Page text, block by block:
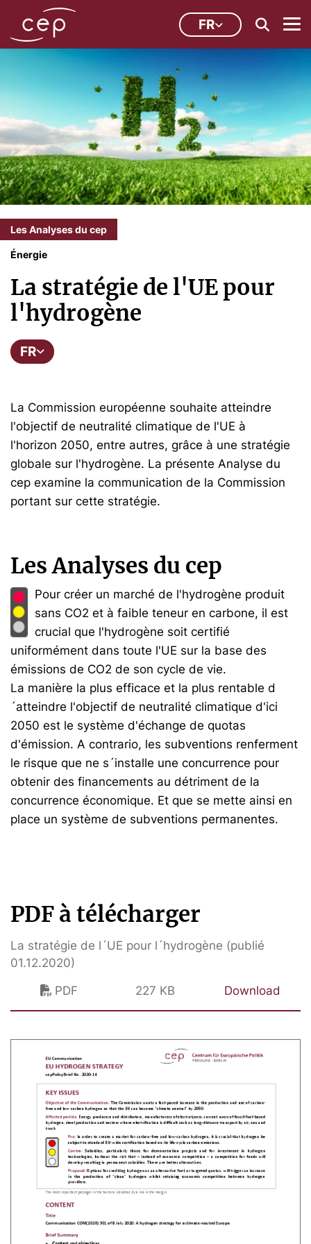
FR
Les Analyses du cep
Énergie
La stratégie de l'UE pour
l'hydrogène
FR
La Commission européenne souhaite atteindre
l'objectif de neutralité climatique de l'UE à
l'horizon 2050, entre autres, grâce à une stratégie
globale sur l'hydrogène. La présente Analyse du
cep examine la communication de la Commission
portant sur cette stratégie.
Les Analyses du cep
Pour créer un marché de l'hydrogène produit
sans CO2 et à faible teneur en carbone, il est
crucial que l'hydrogène soit certifié
uniformément dans toute l'UE sur la base des
émissions de CO2 de son cycle de vie.
La manière la plus efficace et la plus rentable d
´atteindre l'objectif de neutralité climatique d'ici
2050 est le système d'échange de quotas
d'émission. A contrario, les subventions renferment
le risque que ne s´installe une concurrence pour
obtenir des financements au détriment de la
concurrence économique. Et que se mette ainsi en
place un système de subventions permanentes.
PDF à télécharger
La stratégie de l´UE pour l´hydrogène (publié
01.12.2020)
PDF
227 KB Download